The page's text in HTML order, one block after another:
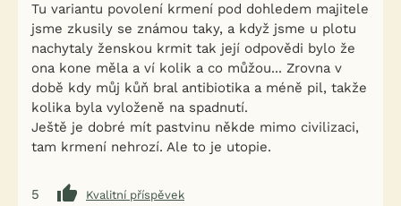
Tu variantu povolení krmení pod dohledem majitele
jsme zkusily se známou taky, a když jsme u plotu
nachytaly ženskou krmit tak její odpovědi bylo že
ona kone měla a ví kolik a co můžou... Zrovna v
době kdy můj kůň bral antibiotika a méně pil, takže
kolika byla vyloženě na spadnutí.
Ještě je dobré mít pastvinu někde mimo civilizaci,
tam krmení nehrozí. Ale to je utopie.
5
Kvalitní příspěvek